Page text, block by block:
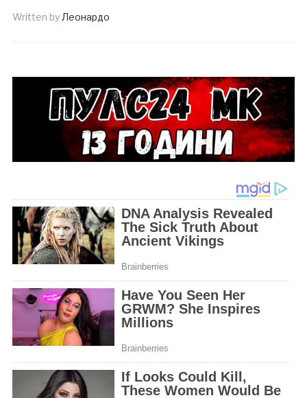
Written byЛеонардо